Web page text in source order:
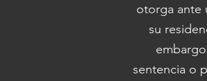
otorga ante
su
sentencia o